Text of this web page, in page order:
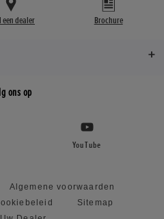
een dealer Brochure
ons op
YouTube
Algemene voorwaarden
Sitemap